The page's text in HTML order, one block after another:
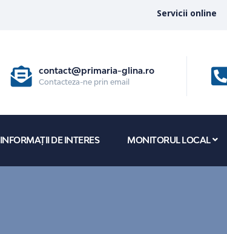
Servicii online
contact@primaria-glina.ro
Contacteza-ne prin email
INFORMAȚII DE INTERES MONITORUL LOCAL